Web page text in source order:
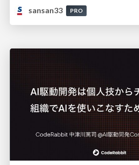
sansan33
PRO